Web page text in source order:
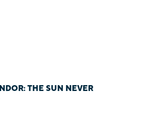
THE SUN NEVER